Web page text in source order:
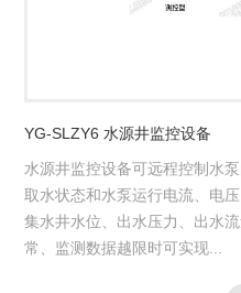
YG-SLZY6 水源井监控设备
水源井监控设备可远程控制水
取水状态和水泵运行电流、电
集水井水位、出水压力、出水
常、监测数据越限时可实现...